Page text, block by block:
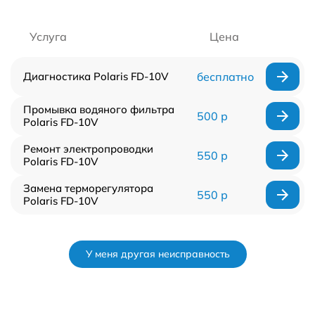
Услуга Цена
Диагностика Polaris FD-10V бесплатно
Промывка водяного фильтра
Polaris FD-10V
500 р
Ремонт электропроводки
Polaris FD-10V
550 р
Замена терморегулятора
Polaris FD-10V
550 р
У меня другая неисправность